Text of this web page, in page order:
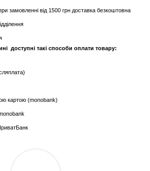
замовленні від 1500 грн доставка безкоштовна
доступні такі способи оплати товару:
картою (monobank)